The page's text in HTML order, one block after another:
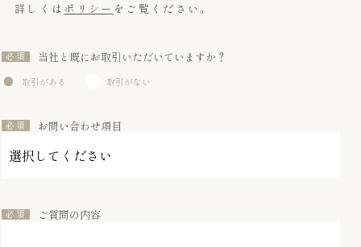
詳しくは ポリシー をご覧ください。
当社と既にお取引いただいていますか？
取引がある 取引がない
お問い合わせ項目
ご質問の内容